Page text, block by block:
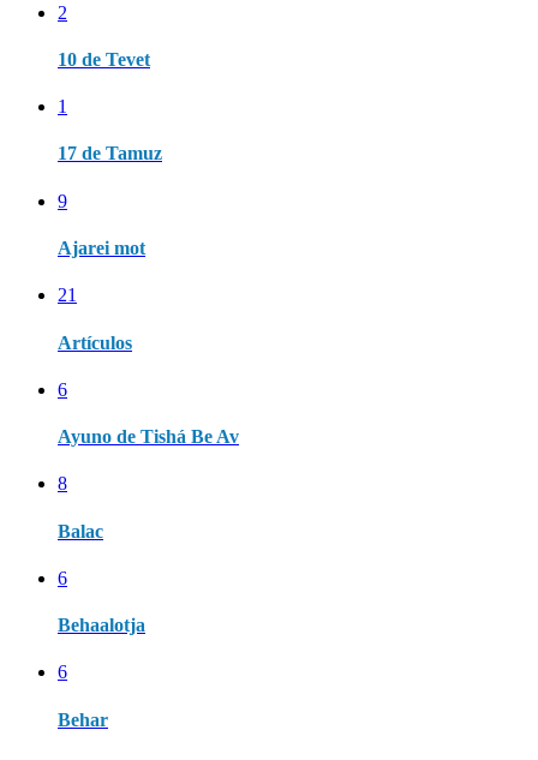
2
10 de Tevet
1
17 de Tamuz
9
Ajarei mot
21
Artículos
6
Ayuno de Tishá Be Av
8
Balac
6
Behaalotja
6
Behar